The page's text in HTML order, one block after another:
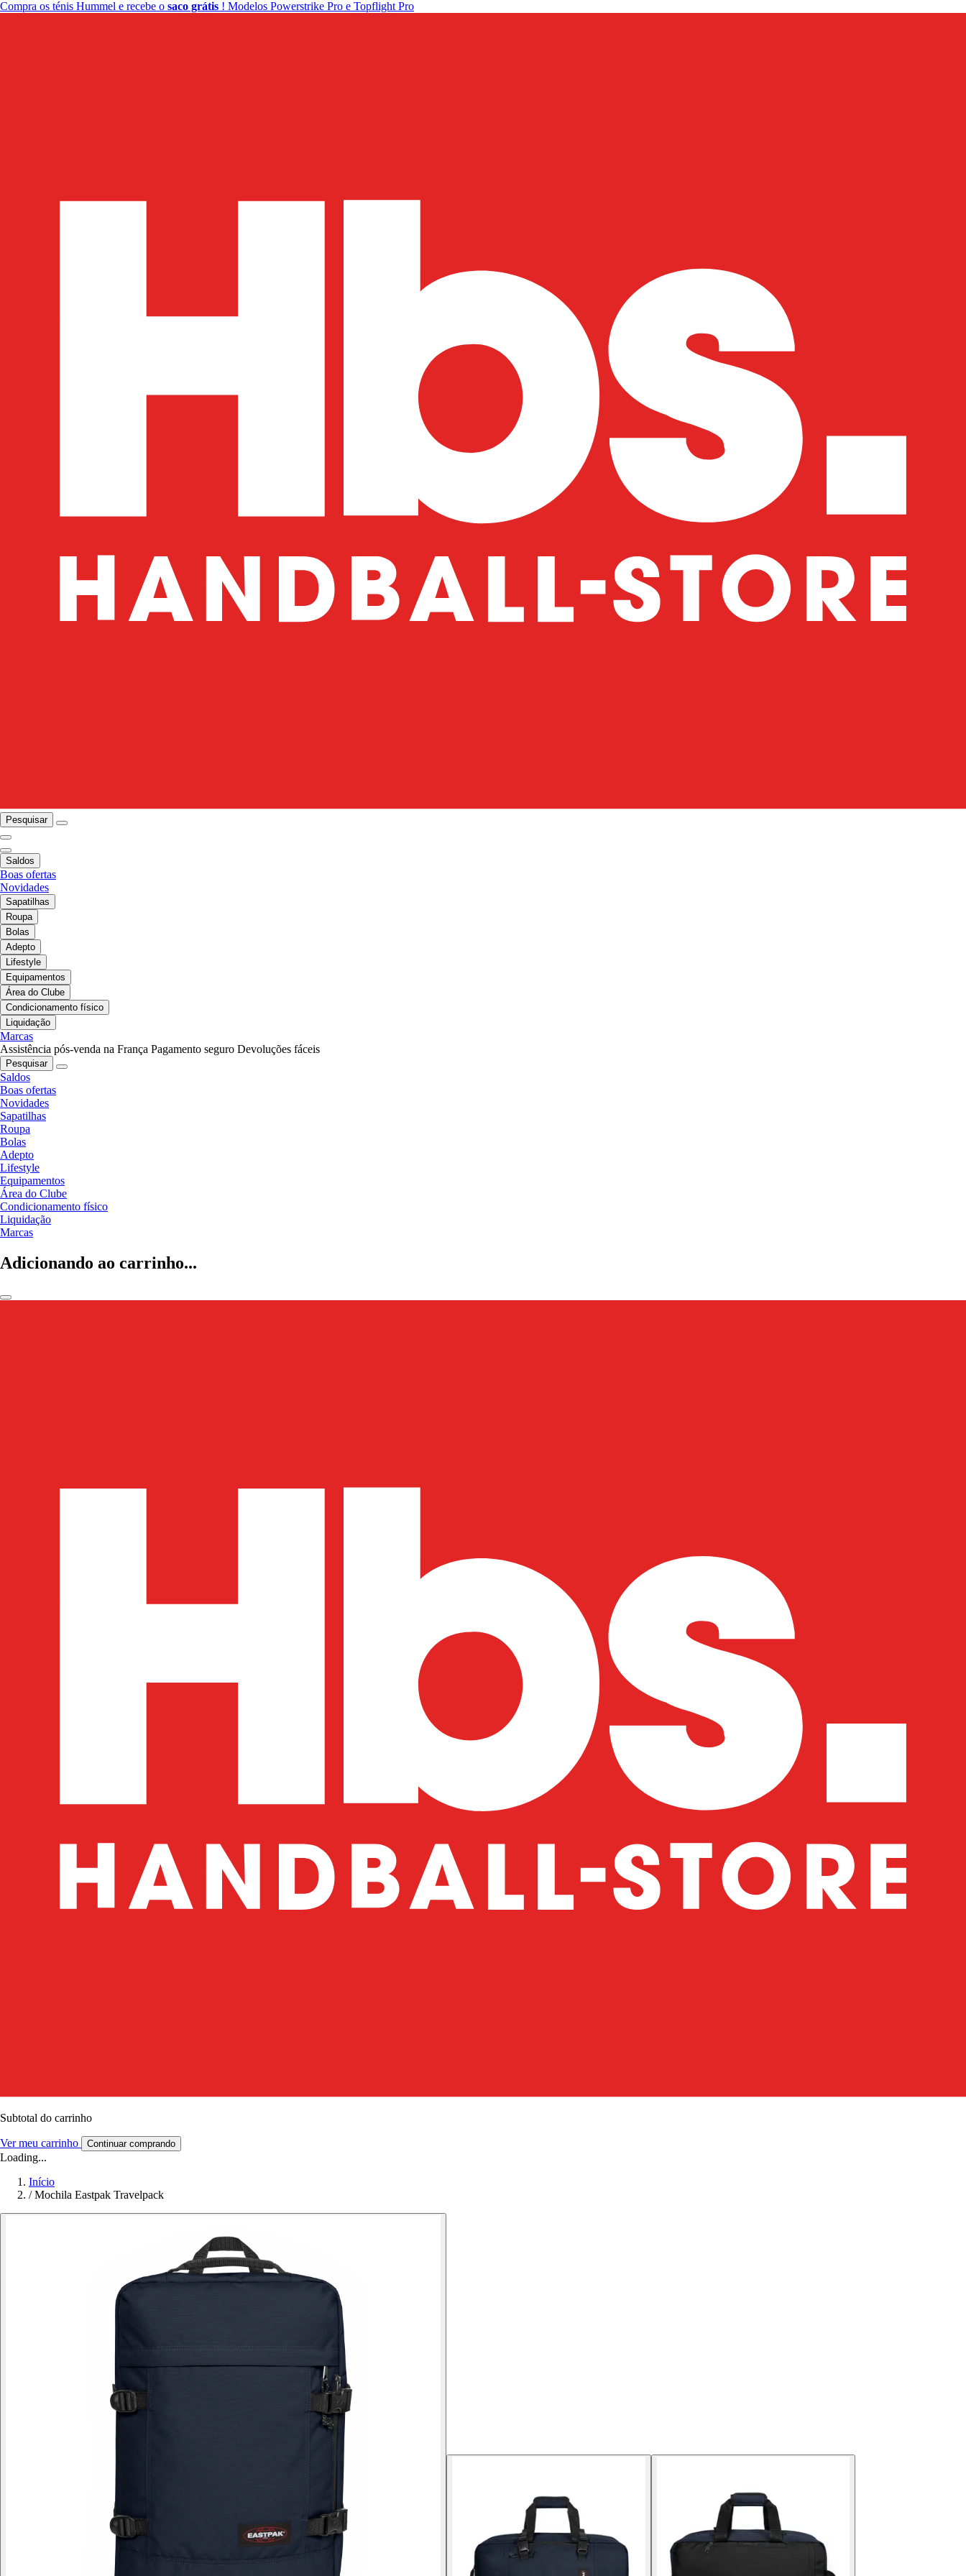
Compra os ténis Hummel e recebe o saco grátis ! Modelos Powerstrike Pro e Topflight Pro
Pesquisar
Saldos
Boas ofertas
Novidades
Sapatilhas
Roupa
Bolas
Adepto
Lifestyle
Equipamentos
Área do Clube
Condicionamento físico
Liquidação
Marcas
Assistência pós-venda na França Pagamento seguro Devoluções fáceis
Pesquisar
Saldos
Boas ofertas
Novidades
Sapatilhas
Roupa
Bolas
Adepto
Lifestyle
Equipamentos
Área do Clube
Condicionamento físico
Liquidação
Marcas
Adicionando ao carrinho...
Subtotal do carrinho
Ver meu carrinho Continuar comprando
Loading...
Início
/ Mochila Eastpak Travelpack